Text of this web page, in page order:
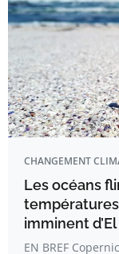
CHANGEMENT
Les océans
imminent
EN BREF